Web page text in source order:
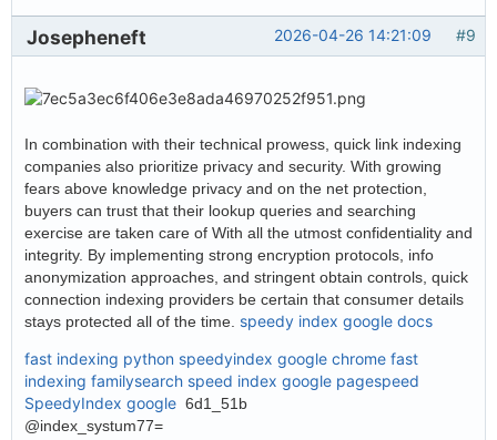
#9
2026-04-26 14:21:09
Josepheneft
In combination with their technical prowess, quick link indexing
companies also prioritize privacy and security. With growing
fears above knowledge privacy and on the net protection,
buyers can trust that their lookup queries and searching
exercise are taken care of With all the utmost confidentiality and
integrity. By implementing strong encryption protocols, info
anonymization approaches, and stringent obtain controls, quick
connection indexing providers be certain that consumer details
stays protected all of the time. speedy index google docs
fast indexing python speedyindex google chrome fast
indexing familysearch speed index google pagespeed
SpeedyIndex google 6d1_51b
@index_systum77=